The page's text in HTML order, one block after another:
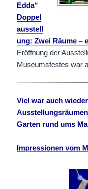
Edda“
Doppel
ausstell
ung: Zwei Räume –
Eröffnung der
Museumsfestes war
Viel war auch
Garten rund ums
Impressionen vom